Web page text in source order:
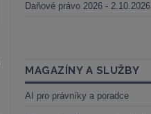
Daňové právo 2026 - 2.10.2026
MAGAZÍNY A SLUŽBY
AI pro právníky a poradce